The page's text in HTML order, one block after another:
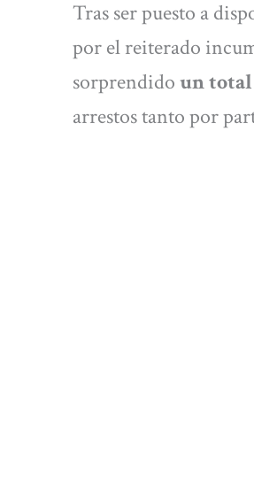
Tras ser puesto a
por el reiterado
sorprendido un total
arrestos tanto por